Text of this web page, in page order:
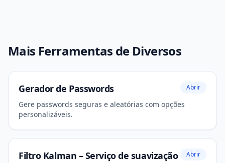
Mais Ferramentas de Diversos
Gerador de Passwords Abrir
Gere passwords seguras e aleatórias com opções
personalizáveis.
Filtro Kalman – Serviço de suavização
Abrir